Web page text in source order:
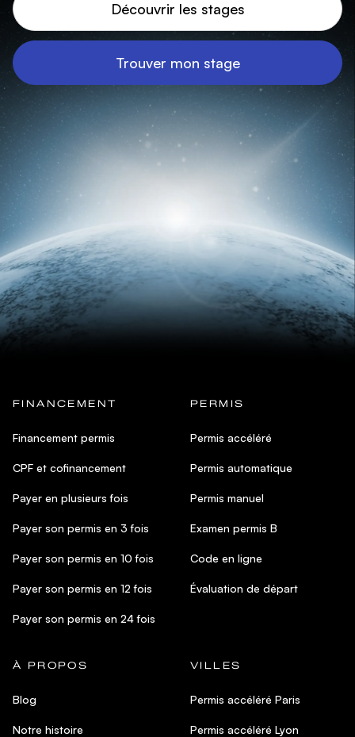
Découvrir les stages
Trouver mon stage
FINANCEMENT
Financement permis
CPF et cofinancement
Payer en plusieurs fois
Payer son permis en 3 fois
Payer son permis en 10 fois
Payer son permis en 12 fois
Payer son permis en 24 fois
PERMIS
Permis accéléré
Permis automatique
Permis manuel
Examen permis B
Code en ligne
Évaluation de départ
À PROPOS
Blog
Notre histoire
VILLES
Permis accéléré Paris
Permis accéléré Lyon